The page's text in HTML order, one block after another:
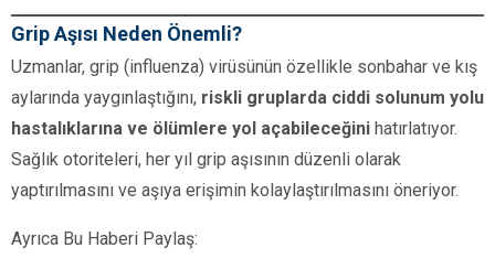
Grip Aşısı Neden Önemli?
Uzmanlar, grip (influenza) virüsünün özellikle sonbahar ve kış
aylarında yaygınlaştığını, riskli gruplarda ciddi solunum yolu
hastalıklarına ve ölümlere yol açabileceğini hatırlatıyor.
Sağlık otoriteleri, her yıl grip aşısının düzenli olarak
yaptırılmasını ve aşıya erişimin kolaylaştırılmasını öneriyor.
Ayrıca Bu Haberi Paylaş: